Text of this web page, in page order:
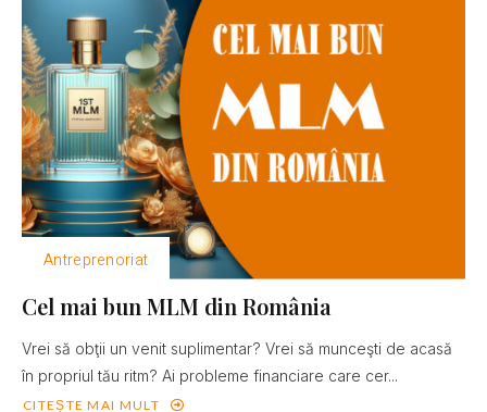
Antreprenoriat
Cel mai bun MLM din România
Vrei să obţii un venit suplimentar? Vrei să munceşti de acasă
în propriul tău ritm? Ai probleme financiare care cer...
CITEȘTE MAI MULT